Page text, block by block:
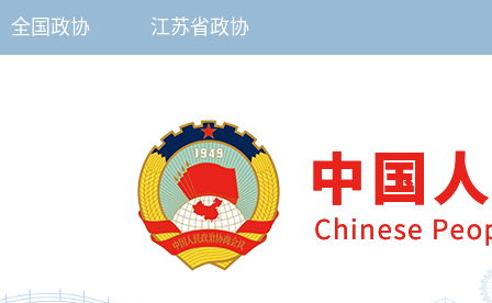
全国政协 江苏省政协